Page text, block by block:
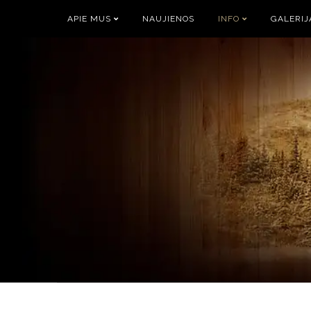
APIE MUS NAUJIENOS INFO